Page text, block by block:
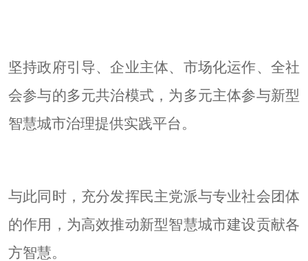
坚持政府引导、企业主体、市场化运作、全社
会参与的多元共治模式，为多元主体参与新型
智慧城市治理提供实践平台。
与此同时，充分发挥民主党派与专业社会团体
的作用，为高效推动新型智慧城市建设贡献各
方智慧。